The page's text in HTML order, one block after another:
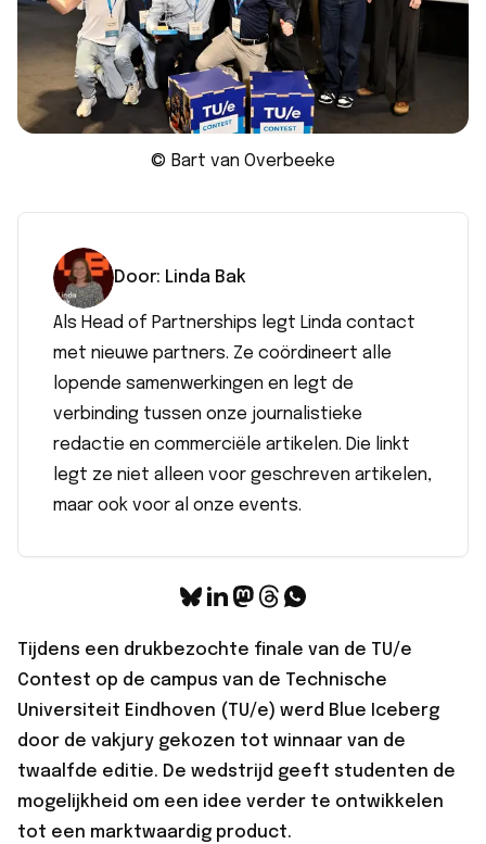
© Bart van Overbeeke
Door: Linda Bak
Als Head of Partnerships legt Linda contact
met nieuwe partners. Ze coördineert alle
lopende samenwerkingen en legt de
verbinding tussen onze journalistieke
redactie en commerciële artikelen. Die linkt
legt ze niet alleen voor geschreven artikelen,
maar ook voor al onze events.
Tijdens een drukbezochte finale van de TU/e
Contest op de campus van de Technische
Universiteit Eindhoven (TU/e) werd Blue Iceberg
door de vakjury gekozen tot winnaar van de
twaalfde editie. De wedstrijd geeft studenten de
mogelijkheid om een idee verder te ontwikkelen
tot een marktwaardig product.